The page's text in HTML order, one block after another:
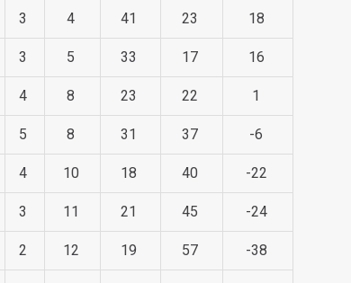
3 4 41 23 18
3 5 33 17 16
4 8 23 22 1
5 8 31 37 -6
4 10 18 40 -22
3 11 21 45 -24
2 12 19 57 -38